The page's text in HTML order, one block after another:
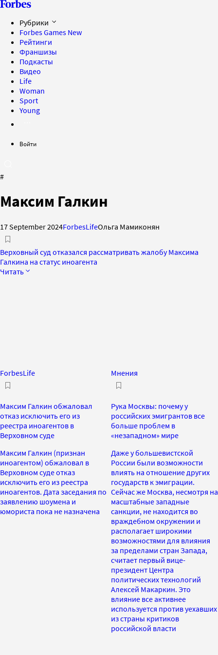
Рубрики
Forbes Games New
Рейтинги
Франшизы
Подкасты
Видео
Life
Woman
Sport
Young
Войти
#
Максим Галкин
17 September 2024ForbesLifeОльга Мамиконян
Верховный суд отказался рассматривать жалобу Максима
Галкина на статус иноагента
Читать
ForbesLife
Максим Галкин обжаловал
отказ исключить его из
реестра иноагентов в
Верховном суде
Максим Галкин (признан
иноагентом) обжаловал в
Верховном суде отказ
исключить его из реестра
иноагентов. Дата заседания по
заявлению шоумена и
юмориста пока не назначена
Мнения
Рука Москвы: почему у
российских эмигрантов все
больше проблем в
«незападном» мире
Даже у большевистской
России были возможности
влиять на отношение других
государств к эмиграции.
Сейчас же Москва, несмотря на
масштабные западные
санкции, не находится во
враждебном окружении и
располагает широкими
возможностями для влияния
за пределами стран Запада,
считает первый вице-
президент Центра
политических технологий
Алексей Макаркин. Это
влияние все активнее
используется против уехавших
из страны критиков
российской власти